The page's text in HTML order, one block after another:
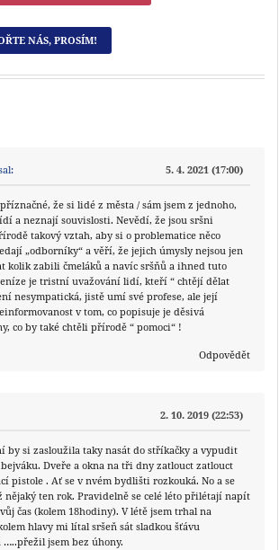
NÁS, PROSÍM!
5. 4. 2021 (17:00)
že si lidé z města / sám jsem z jednoho,
a neznají souvislosti. Nevědí, že jsou sršni
takový vztah, aby si o problematice něco
„odborníky“ a věří, že jejich úmysly nejsou jen
kolik zabili čmeláků a navíc sršňů a ihned tuto
je tristní uvažování lidí, kteří “ chtějí dělat
nesympatická, jistě umí své profese, ale její
v tom, co popisuje je děsivá
co by také chtěli přírodě “ pomoci“ !
Odpovědět
2. 10. 2019 (22:53)
by si zasloužila taky nasát do stříkačky a vypudit
Dveře a okna na tři dny zatlouct zatlouct
pistole . Ať se v nvém bydlišti rozkouká. No a se
nějaký ten rok. Pravidelně se celé léto přilétají napít
čas (kolem 18hodiny). V létě jsem trhal na
hlavy mi lítal sršeň sát sladkou šťávu
jsem bez úhony.